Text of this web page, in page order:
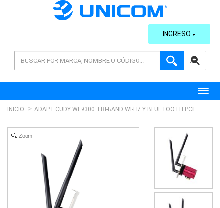
AVANZADA
INGRESO
INICIO ADAPT CUDY WE9300 TRI-BAND WI-FI7 Y BLUETOOTH PCIE
Zoom